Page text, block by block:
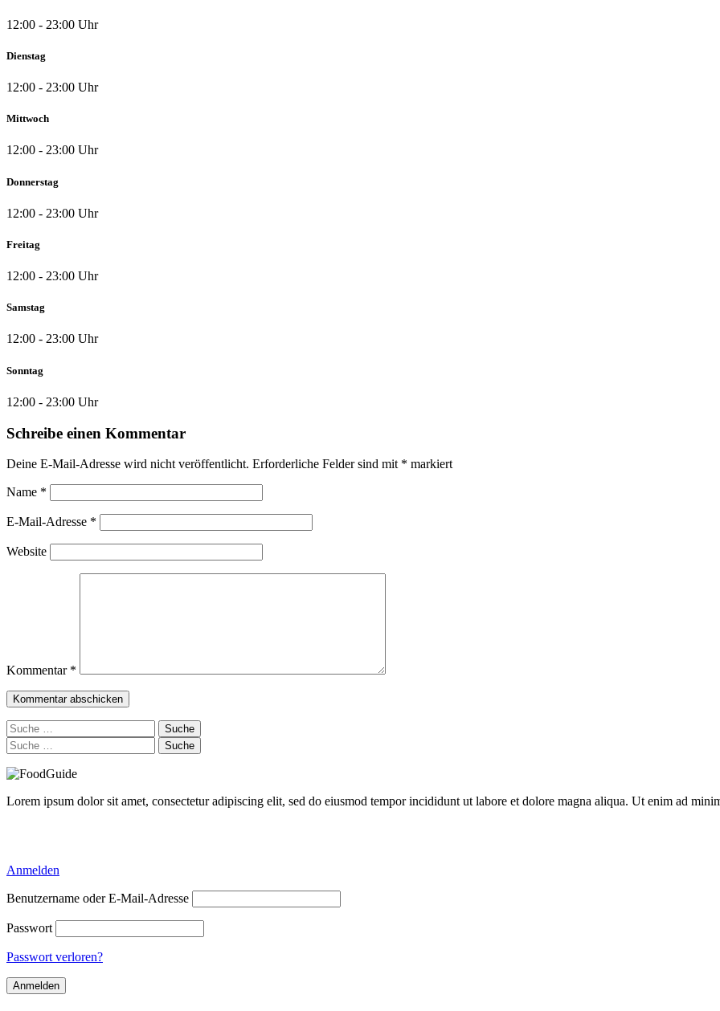
12:00 - 23:00 Uhr
Dienstag
12:00 - 23:00 Uhr
Mittwoch
12:00 - 23:00 Uhr
Donnerstag
12:00 - 23:00 Uhr
Freitag
12:00 - 23:00 Uhr
Samstag
12:00 - 23:00 Uhr
Sonntag
12:00 - 23:00 Uhr
Schreibe einen Kommentar
Deine E-Mail-Adresse wird nicht veröffentlicht. Erforderliche Felder sind mit * markiert
Name *
E-Mail-Adresse *
Website
Kommentar *
Suche
nach:
Suche
nach:
Lorem ipsum dolor sit amet, consectetur adipiscing elit, sed do eiusmod tempor incididunt ut labore et dolore magna aliqua. Ut enim ad
Anmelden
Benutzername oder E-Mail-Adresse
Passwort
Passwort verloren?